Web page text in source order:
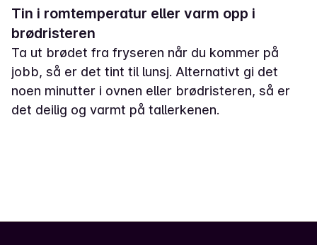
Tin i romtemperatur eller varm opp i
brødristeren
Ta ut brødet fra fryseren når du kommer på
jobb, så er det tint til lunsj. Alternativt gi det
noen minutter i ovnen eller brødristeren, så er
det deilig og varmt på tallerkenen.